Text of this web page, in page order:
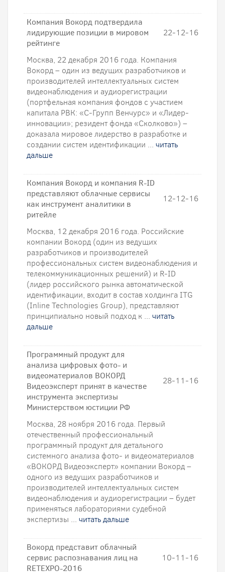
Компания Вокорд подтвердила
лидирующие позиции в мировом
рейтинге
22-12-16
Москва, 22 декабря 2016 года. Компания
Вокорд – один из ведущих разработчиков и
производителей интеллектуальных систем
видеонаблюдения и аудиорегистрации
(портфельная компания фондов с участием
капитала РВК: «С-Групп Венчурс» и «Лидер-
инновации»; резидент фонда «Сколково») –
доказала мировое лидерство в разработке и
создании систем идентификации ... читать
дальше
Компания Вокорд и компания R-ID
представляют облачные сервисы
как инструмент аналитики в
ритейле
12-12-16
Москва, 12 декабря 2016 года. Российские
компании Вокорд (один из ведущих
разработчиков и производителей
профессиональных систем видеонаблюдения и
телекоммуникационных решений) и R-ID
(лидер российского рынка автоматической
идентификации, входит в состав холдинга ITG
(Inline Technologies Group), представляют
принципиально новый подход к ... читать
дальше
Программный продукт для
анализа цифровых фото- и
видеоматериалов ВОКОРД
Видеоэксперт принят в качестве
инструмента экспертизы
Министерством юстиции РФ
28-11-16
Москва, 28 ноября 2016 года. Первый
отечественный профессиональный
программный продукт для детального
системного анализа фото- и видеоматериалов
«ВОКОРД Видеоэксперт» компании Вокорд –
одного из ведущих разработчиков и
производителей интеллектуальных систем
видеонаблюдения и аудиорегистрации – будет
применяться лабораториями судебной
экспертизы ... читать дальше
Вокорд представит облачный
сервис распознавания лиц на
RETEXPO-2016
10-11-16